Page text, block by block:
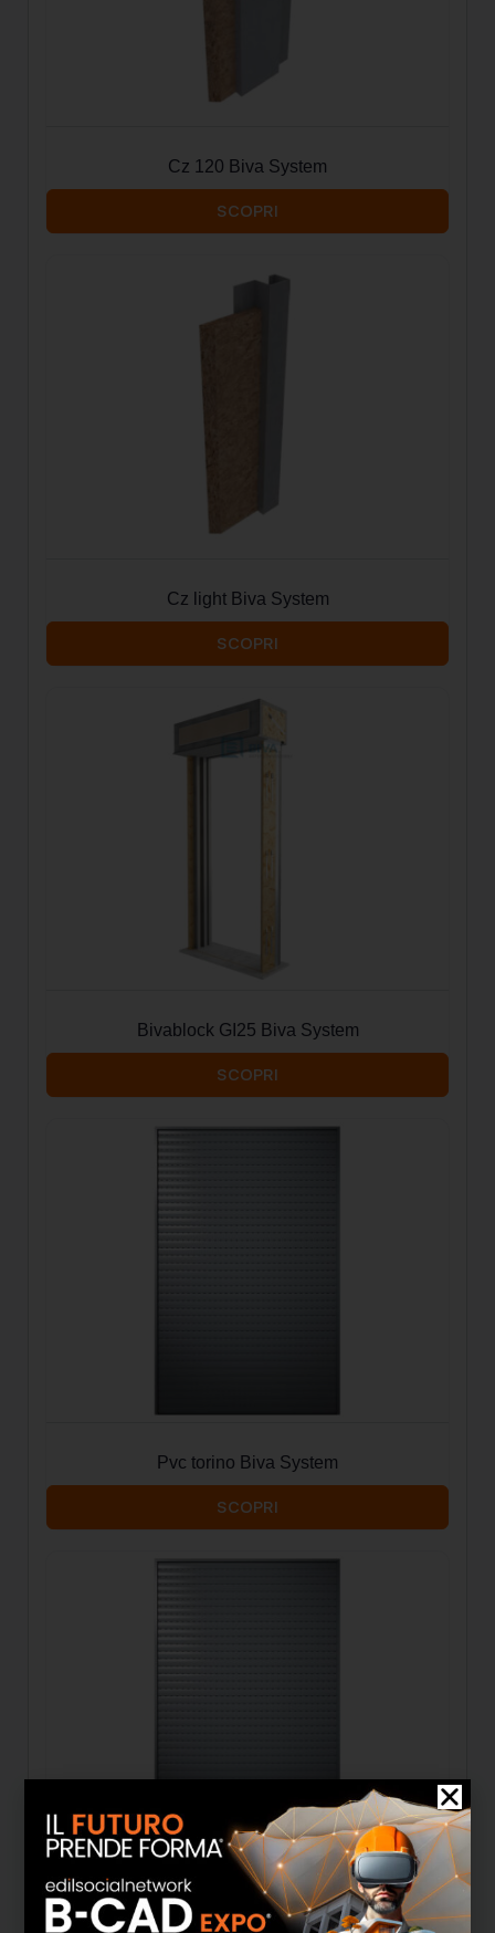
Cz 120 Biva System
SCOPRI
Cz light Biva System
SCOPRI
Bivablock GI25 Biva System
SCOPRI
Pvc torino Biva System
SCOPRI
Pvc sole 5 Biva System